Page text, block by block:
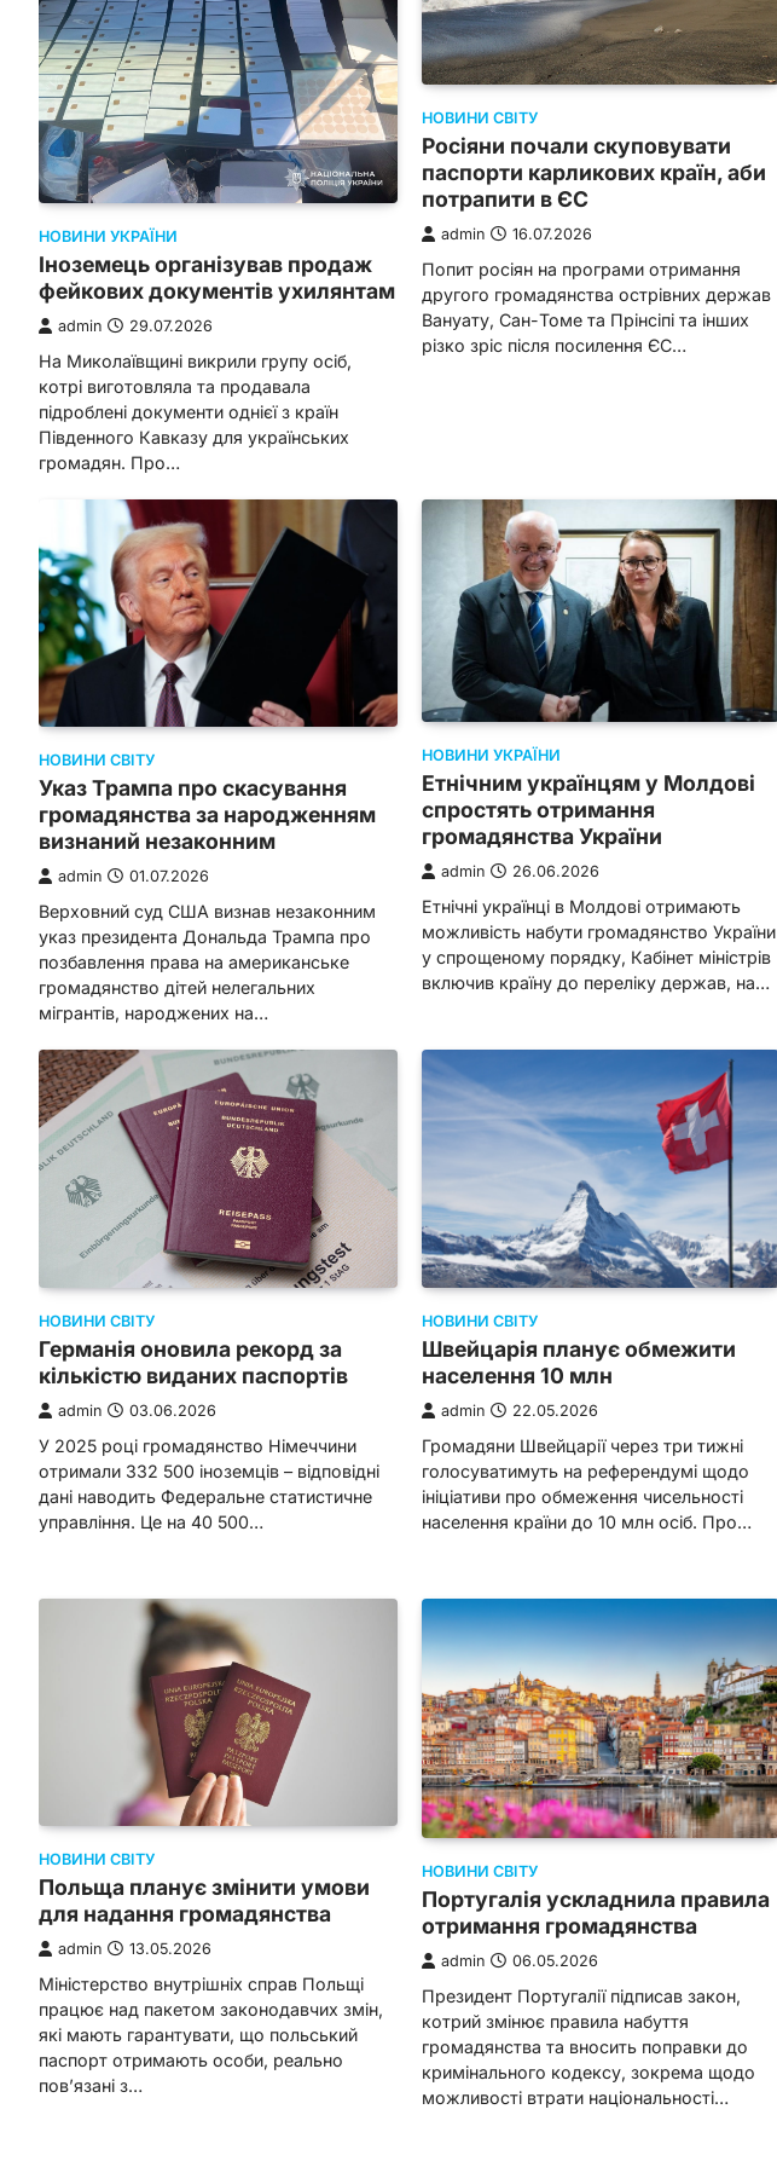
НОВИНИ УКРАЇНИ
Іноземець організував продаж
фейкових документів ухилянтам
admin 29.07.2026
На Миколаївщині викрили групу осіб,
котрі виготовляла та продавала
підроблені документи однієї з країн
Південного Кавказу для українських
громадян. Про…
НОВИНИ СВІТУ
Росіяни почали скуповувати
паспорти карликових країн, аби
потрапити в ЄС
admin 16.07.2026
Попит росіян на програми отримання
другого громадянства острівних держав
Вануату, Сан-Томе та Прінсіпі та інших
різко зріс після посилення ЄС…
НОВИНИ СВІТУ
Указ Трампа про скасування
громадянства за народженням
визнаний незаконним
admin 01.07.2026
Верховний суд США визнав незаконним
указ президента Дональда Трампа про
позбавлення права на американське
громадянство дітей нелегальних
мігрантів, народжених на…
НОВИНИ УКРАЇНИ
Етнічним українцям у Молдові
спростять отримання
громадянства України
admin 26.06.2026
Етнічні українці в Молдові отримають
можливість набути громадянство України
у спрощеному порядку, Кабінет міністрів
включив країну до переліку держав, на…
НОВИНИ СВІТУ
Германія оновила рекорд за
кількістю виданих паспортів
admin 03.06.2026
У 2025 році громадянство Німеччини
отримали 332 500 іноземців – відповідні
дані наводить Федеральне статистичне
управління. Це на 40 500…
НОВИНИ СВІТУ
Швейцарія планує обмежити
населення 10 млн
admin 22.05.2026
Громадяни Швейцарії через три тижні
голосуватимуть на референдумі щодо
ініціативи про обмеження чисельності
населення країни до 10 млн осіб. Про…
НОВИНИ СВІТУ
Польща планує змінити умови
для надання громадянства
admin 13.05.2026
Міністерство внутрішніх справ Польщі
працює над пакетом законодавчих змін,
які мають гарантувати, що польський
паспорт отримають особи, реально
пов’язані з…
НОВИНИ СВІТУ
Португалія ускладнила правила
отримання громадянства
admin 06.05.2026
Президент Португалії підписав закон,
котрий змінює правила набуття
громадянства та вносить поправки до
кримінального кодексу, зокрема щодо
можливості втрати національності…